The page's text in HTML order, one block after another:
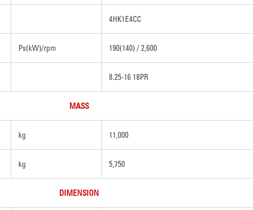
4HK1E4CC
Ps(kW)/rpm 190(140) / 2,600
8.25-16 18PR
MASS
kg 11,000
kg 5,750
DIMENSION